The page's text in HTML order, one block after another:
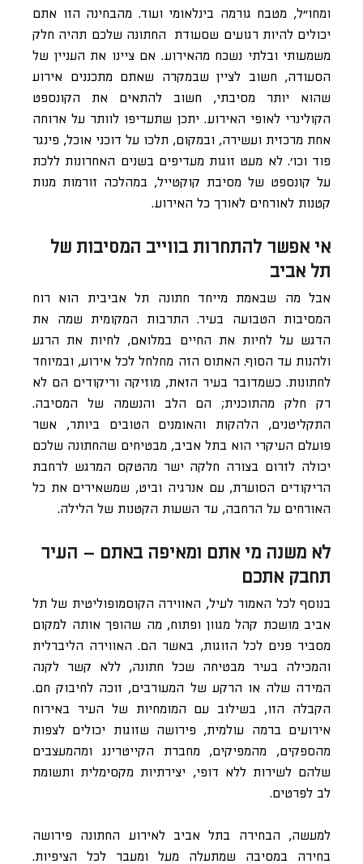
ומחו״ל, מטבח גורמה בינלאומי ועוד. מהבחינה הזו אתם
יכולים להיות רגועים שסעודת החתונה שלכם תהיה חלק
משמעותי ובלתי נשכח מהאירוע. אם ציינו את העניין של
הסעודה, חשוב לציין שבמקרה שאתם מתכננים אירוע
שהוא יותר מסיבתי, חשוב להתאים את הקונספט
הקולינרי לאופי האירוע. יתכן שתעדיפו לוותר על ארוחה
אחת מרכזית ועשירה, ובמקום, תלכו על דוכני אוכל, פינגר
פוד וכו׳. לא מעט זוגות מעדיפים בשנים האחרונות ללכת
על קונספט של מסיבת קוקטייל, במהלכה זורמות מנות
קטנות לאורחים לאורך כל האירוע.
אי אפשר להתחרות בווייב המסיבות של
תל אביב
אבל מה שבאמת מייחד חתונה תל אביבית הוא רוח
המסיבות הטבועה בעיר. התרבות המקומית שמה את
הדגש על לחיות את החיים במלואם, לחיות את הרגע
ולהנות עד הסוף. האתוס הזה מחלחל לכל אירוע, ובמיוחד
לחתונות. כשמדובר בעיר הזאת, מוזיקה וריקודים הם לא
רק חלק מהתוכנית; הם הלב והנשמה של המסיבה.
התקליטנים, הלהקות והאומנים הטובים ביותר, אשר
פועלם העיקרי הוא בתל אביב, מבטיחים שהחתונה שלכם
יכולה לזרום בצורה חלקה ישר מהטקס המרגש לרחבת
הריקודים הסוערת, עם אנרגיה וביט, שמשאירים את כל
האורחים על הרחבה, עד השעות הקטנות של הלילה.
לא משנה מי אתם ומאיפה באתם – העיר
תחבק אתכם
בנוסף לכל האמור לעיל, האווירה הקוסמופוליטית של תל
אביב מושכת קהל מגוון ופתוח, מה שהופך אותה למקום
מסביר פנים לכל הזוגות, באשר הם. האווירה הליברלית
והמכילה בעיר מבטיחה שכל חתונה, ללא קשר לקנה
המידה שלה או הרקע של המעורבים, זוכה לחיבוק חם.
הקבלה הזו, בשילוב עם המומחיות של העיר באירוח
אירועים ברמה עולמית, פירושה שזוגות יכולים לצפות
מהספקים, מהמפיקים, מחברת הקייטרינג ומהמעצבים
שלהם לשירות ללא דופי, יצירתיות מקסימלית ותשומת
לב לפרטים.
למעשה, הבחירה בתל אביב לאירוע החתונה פירושה
בחירה במסיבה שמתעלה מעל ומעבר לכל הציפיות.